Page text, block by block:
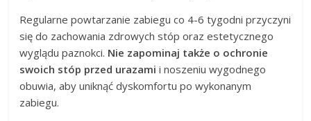
Regularne powtarzanie zabiegu co 4-6 tygodni przyczyni
się do zachowania zdrowych stóp oraz estetycznego
wyglądu paznokci. Nie zapominaj także o ochronie
swoich stóp przed urazami i noszeniu wygodnego
obuwia, aby uniknąć dyskomfortu po wykonanym
zabiegu.